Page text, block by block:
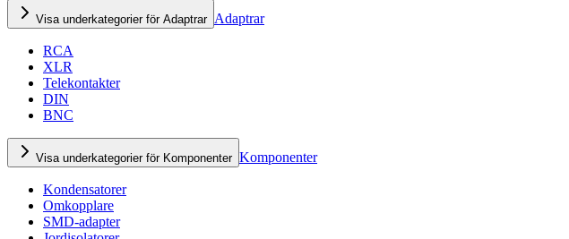
Visa underkategorier för Adaptrar Adaptrar
RCA
XLR
Telekontakter
DIN
BNC
Visa underkategorier för Komponenter Komponenter
Kondensatorer
Omkopplare
SMD-adapter